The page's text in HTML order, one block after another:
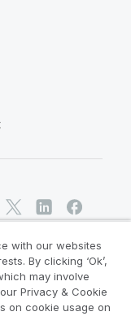
with our websites
By clicking ‘Ok’,
may involve
Privacy & Cookie
on cookie usage on